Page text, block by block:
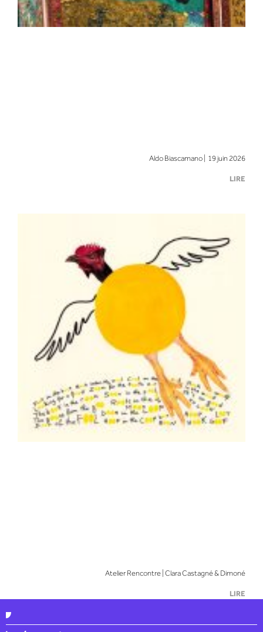
Aldo Biascamano | 19 juin 2026
LIRE
Atelier Rencontre | Clara Castagné & Dimoné
LIRE